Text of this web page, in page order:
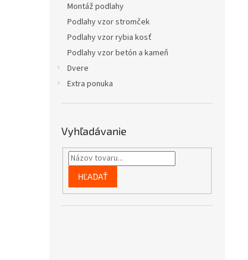
Montáž podlahy
Podlahy vzor stromček
Podlahy vzor rybia kosť
Podlahy vzor betón a kameň
Dvere
Extra ponuka
Vyhľadávanie
HĽADAŤ